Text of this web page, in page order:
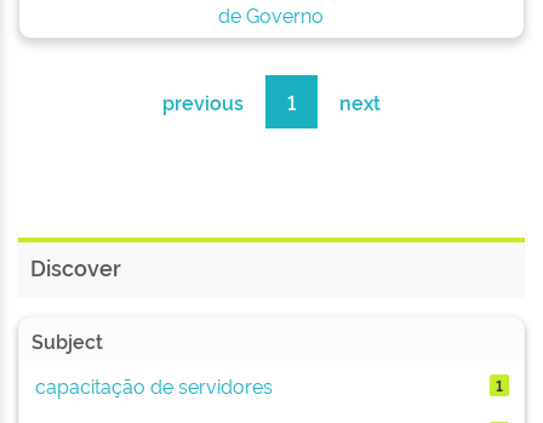
de Governo
previous 1 next
Discover
Subject
capacitação de servidores
1